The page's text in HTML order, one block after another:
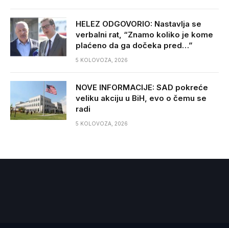
HELEZ ODGOVORIO: Nastavlja se
verbalni rat, “Znamo koliko je kome
plaćeno da ga dočeka pred…”
5 KOLOVOZA, 2026
NOVE INFORMACIJE: SAD pokreće
veliku akciju u BiH, evo o čemu se
radi
5 KOLOVOZA, 2026